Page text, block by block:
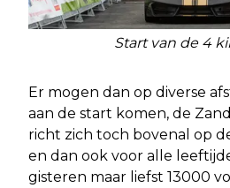
Start van de 4
Er mogen dan op diverse
aan de start komen, de
richt zich toch bovenal op
en dan ook voor alle
gisteren maar liefst 13000